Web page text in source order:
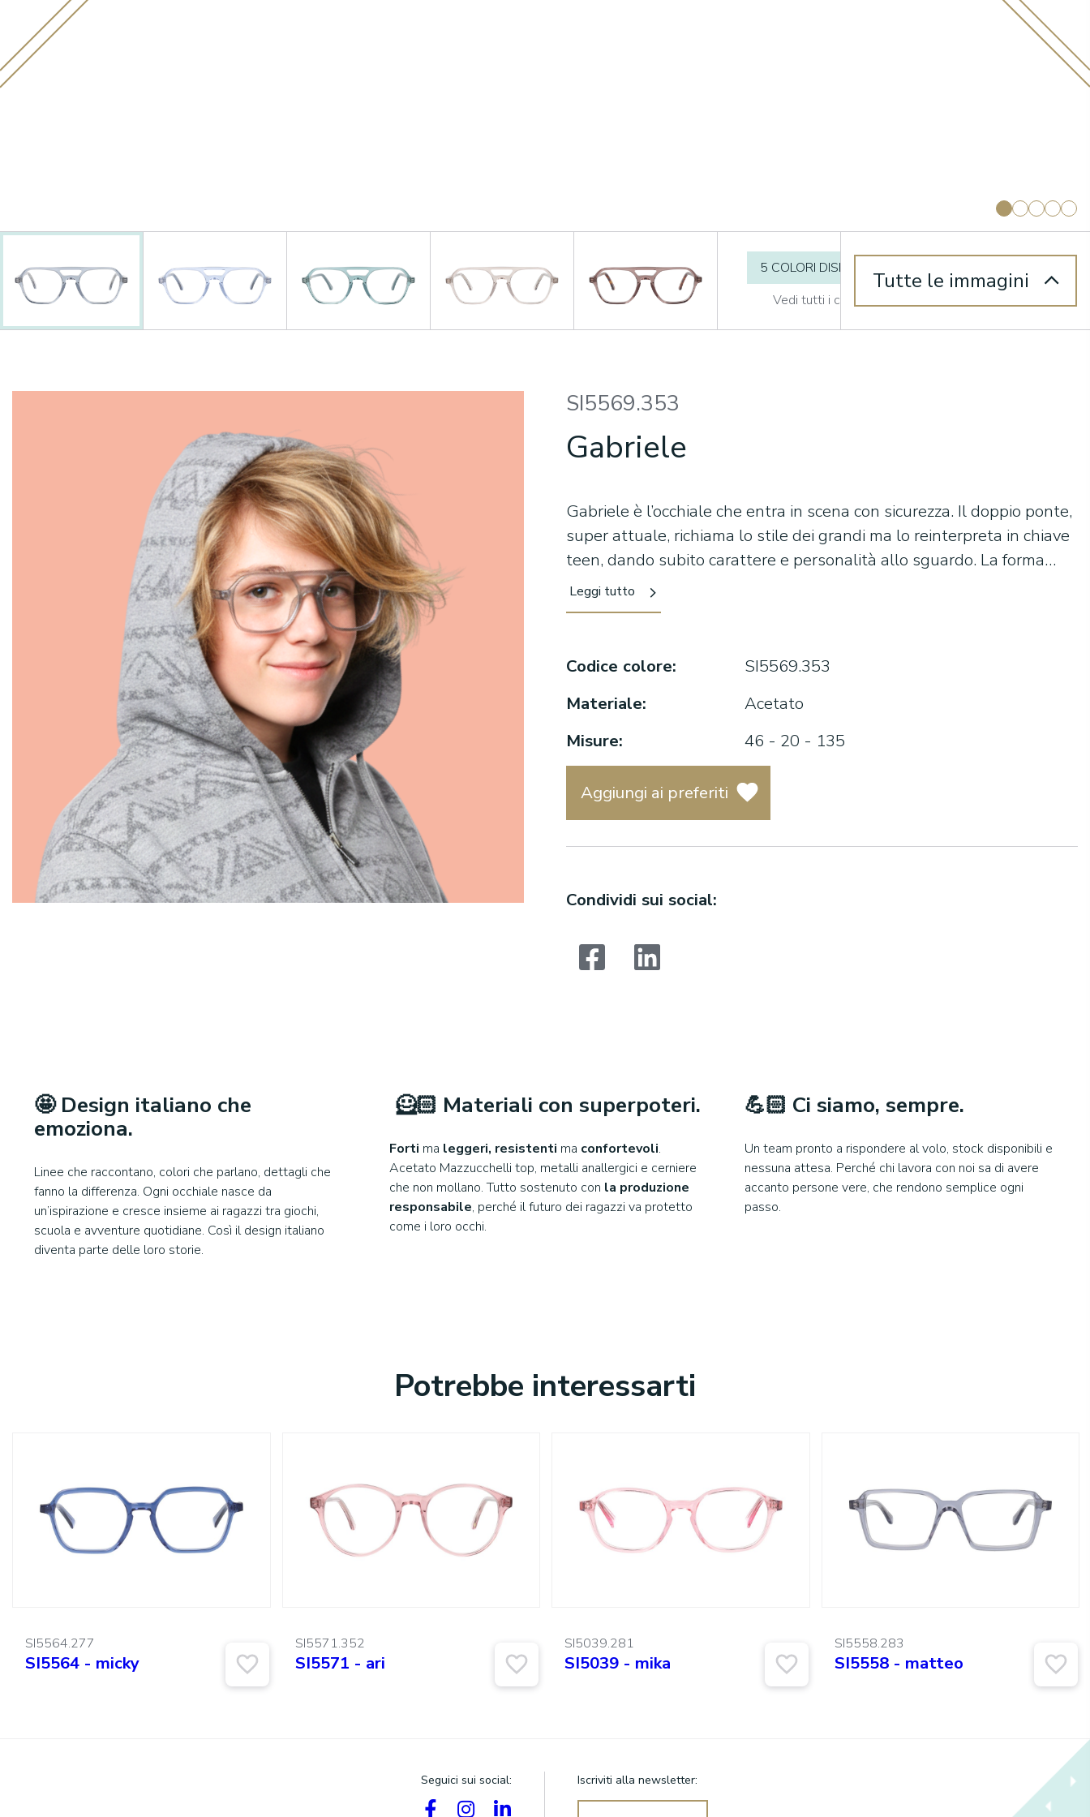
5 COLORI DISPONIBILI
Vedi tutti i colori +
Tutte le immagini
SI5569.353
Gabriele
Gabriele è l’occhiale che entra in scena con sicurezza. Il doppio ponte,
super attuale, richiama lo stile dei grandi ma lo reinterpreta in chiave
teen, dando subito carattere e personalità allo sguardo. La forma
decisa incornicia il viso con equilibrio, mentre le trasparenze e i colori
contemporanei alleggeriscono il design e lo rendono facile da
ma la indossa con naturalezza. Cool, moderno e dal carattere urban:
Leggi tutto
Codice colore:
SI5569.353
Materiale:
Acetato
Misure:
46 - 20 - 135
Aggiungi ai preferiti
Condividi sui social:
🤩Design italiano che
emoziona.
Linee che raccontano, colori che parlano, dettagli che
fanno la differenza. Ogni occhiale nasce da
un’ispirazione e cresce insieme ai ragazzi tra giochi,
scuola e avventure quotidiane. Così il design italiano
diventa parte delle loro storie.
🦸🏻 Materiali con superpoteri.
Forti ma leggeri, resistenti ma confortevoli.
Acetato Mazzucchelli top, metalli anallergici e cerniere
che non mollano. Tutto sostenuto con la produzione
responsabile, perché il futuro dei ragazzi va protetto
come i loro occhi.
💪🏻 Ci siamo, sempre.
Un team pronto a rispondere al volo, stock disponibili e
nessuna attesa. Perché chi lavora con noi sa di avere
accanto persone vere, che rendono semplice ogni
passo.
Potrebbe interessarti
SI5564.277
SI5564 - micky
SI5571.352
SI5571 - ari
SI5039.281
SI5039 - mika
SI5558.283
SI5558 - matteo
Seguici sui social: Iscriviti alla newsletter:
Cerca: